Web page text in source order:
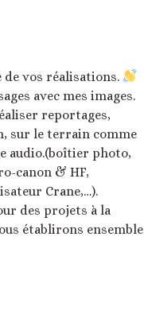
vos réalisations.
avec mes images.
reportages,
sur le terrain comme
audio.(boîtier photo,
canon & HF,
Crane,…).
des projets à la
établirons ensemble